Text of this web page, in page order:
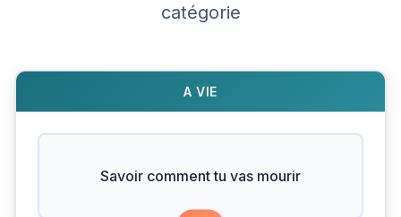
catégorie
A VIE
Savoir comment tu vas mourir